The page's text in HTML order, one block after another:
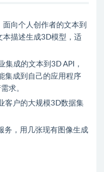
面向个人创作者的文本到
本描述生成3D模型，适
集成的文本到3D API，
集成到自己的应用程序
求。
客户的大规模3D数据集
务，用几张现有图像生成